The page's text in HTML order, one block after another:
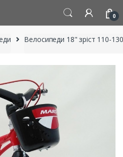
0
Велосипеди 18" зріст 110-